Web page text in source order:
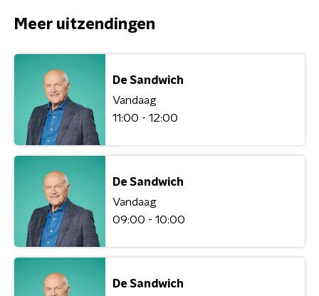
Meer uitzendingen
De Sandwich
Vandaag
11:00 - 12:00
De Sandwich
Vandaag
09:00 - 10:00
De Sandwich